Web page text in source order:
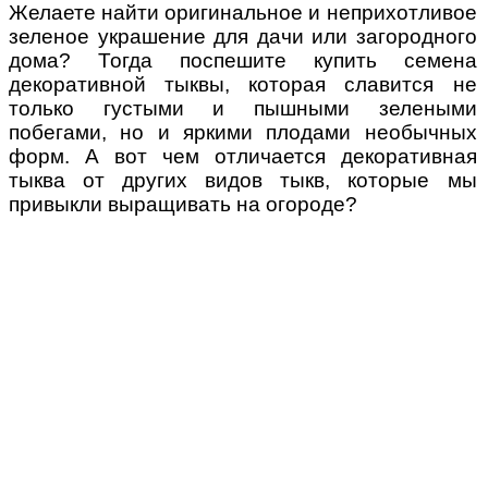
Желаете найти оригинальное и неприхотливое
зеленое украшение для дачи или загородного
дома? Тогда поспешите купить семена
декоративной тыквы, которая славится не
только густыми и пышными зелеными
побегами, но и яркими плодами необычных
форм. А вот чем отличается декоративная
тыква от других видов тыкв, которые мы
привыкли выращивать на огороде?